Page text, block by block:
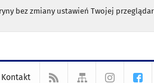
bez zmiany ustawień Twojej
Kontakt